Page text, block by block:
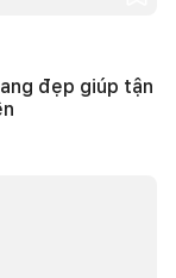
đẹp giúp tận